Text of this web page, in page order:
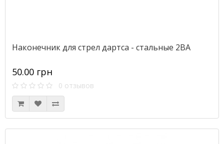
Наконечник для стрел дартса - стальные 2BA
50.00 грн
0 отзывов